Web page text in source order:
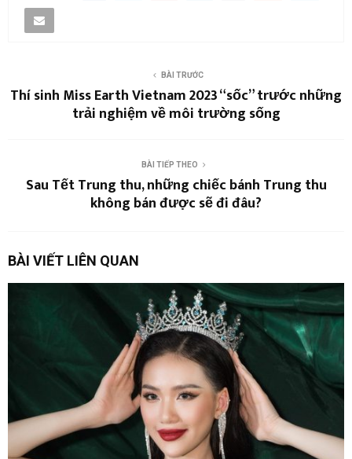
BÀI TRƯỚC
Thí sinh Miss Earth Vietnam 2023 “sốc” trước những
trải nghiệm về môi trường sống
BÀI TIẾP THEO
Sau Tết Trung thu, những chiếc bánh Trung thu
không bán được sẽ đi đâu?
BÀI VIẾT LIÊN QUAN